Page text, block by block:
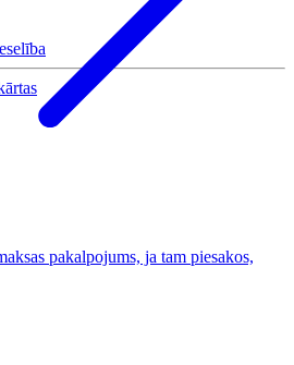
pakalpojums, ja tam piesakos,